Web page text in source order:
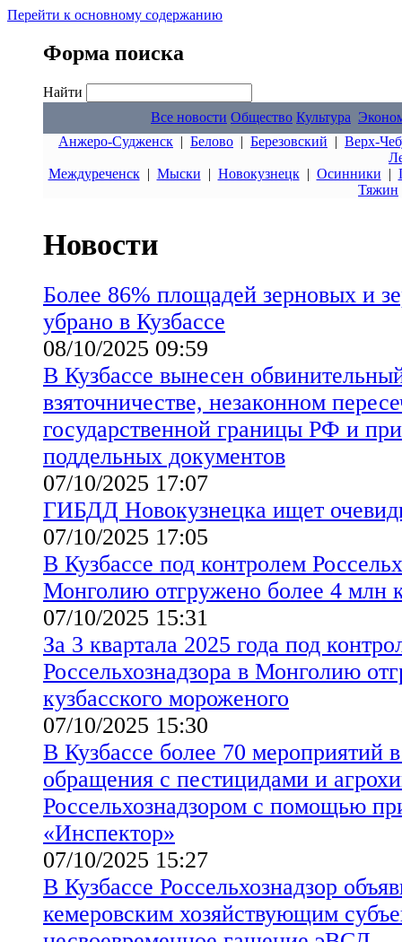
Перейти к основному содержанию
Форма поиска
Найти
Все новости Общество Культура
Анжеро-Судженск | Белово | Березовский | Верх-
Междуреченск| Мыски | Новокузнецк| Осинники |
Тяжин
Новости
Более 86% площадей зерновых и
убрано в Кузбассе
08/10/2025 09:59
В Кузбассе вынесен
взяточничестве, незаконном
государственной границы РФ и
поддельных документов
07/10/2025 17:07
ГИБДД Новокузнецка ищет
07/10/2025 17:05
В Кузбассе под контролем
Монголию отгружено более 4 млн
07/10/2025 15:31
За 3 квартала 2025 года под
Россельхознадзора в Монголию
кузбасского мороженого
07/10/2025 15:30
В Кузбассе более 70 мероприятий
обращения с пестицидами и
Россельхознадзором с помощью
«Инспектор»
07/10/2025 15:27
В Кузбассе Россельхознадзор
кемеровским хозяйствующим